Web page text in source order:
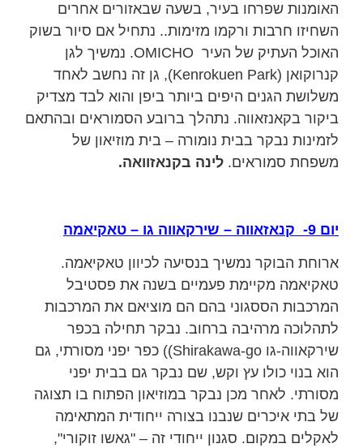
האומנות שפרחו בעיר, בשעה שבאזורים אחרים
השחיזו חרבות ורקמו מזימות.. נתחיל אם סיור בשוק
האוכל העתיק של העיר OMICHO. נמשיך לגן
קנרוקואן (Kenrokuen Park), גן זה נחשב לאחד
משלושת הגנים היפים ביותר ביפן והוא לבד מצדיק
ביקור בקאנזאווה. נתהלך ברובע הסמוראים ובהתאם
לזמינות נבקר בבית נומורה – בית מוזיאון של
משפחת סמוראים. לינה בקנאזוואה.
יום 9- קנאזאווה – שירקאווה גו – טאקיאמה
ארוחת הבוקר נמשיך בנסיעה לכיוון טאקיאמה.
טאקיאמה מקיימת פעמיים בשנה את פסטיבל
המרכבות הססגוני בהם הם מוציאם את המרכבות
לתהלוכה מרהיבה ברחוב. נבקר תחילה בכפר
שירקאווה-גו Shirakawa-go)) כפר יפני מסורתי, גם
הוא בנוי כולו עץ וקש, שם נבקר גם בבית יפני
מסורתי. לאחר מכן נבקר במוזיאון הפתוח בו תצוגה
של בתי איכרים שנבנו בצורה ייחודית המתאימה
לאקלים במקום. סגנון ייחודי זה – "גאשו זוקורי",